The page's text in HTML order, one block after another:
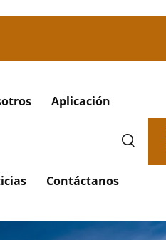
Aplicación
Contáctanos